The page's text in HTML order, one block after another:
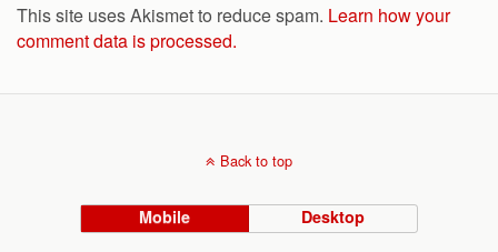
This site uses Akismet to reduce spam. Learn how your
comment data is processed.
Back to top
Mobile Desktop